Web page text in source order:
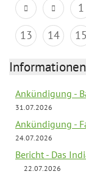
1
13
14 15
Ankündigung -
31.07.2026
Ankündigung -
24.07.2026
Bericht - Das
22.07.2026